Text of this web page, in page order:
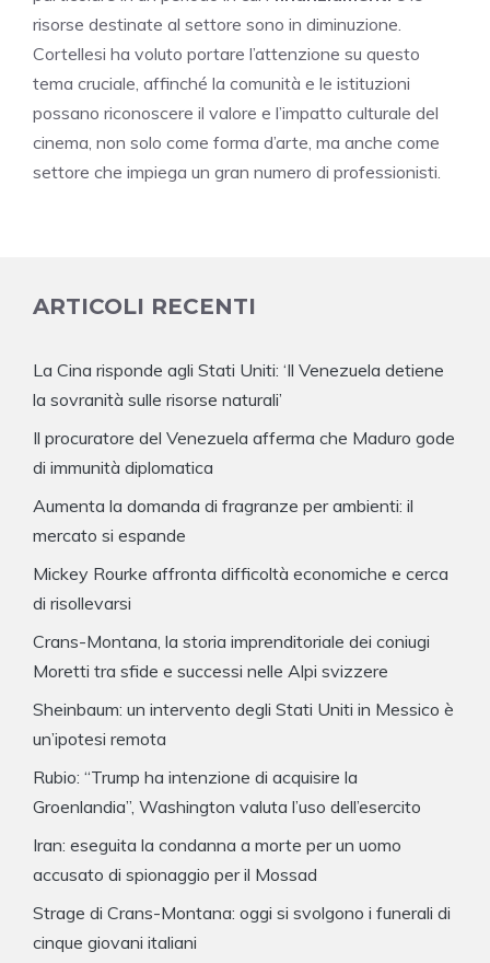
risorse destinate al settore sono in diminuzione.
Cortellesi ha voluto portare l’attenzione su questo
tema cruciale, affinché la comunità e le istituzioni
possano riconoscere il valore e l’impatto culturale del
cinema, non solo come forma d’arte, ma anche come
settore che impiega un gran numero di professionisti.
ARTICOLI RECENTI
La Cina risponde agli Stati Uniti: ‘Il Venezuela detiene
la sovranità sulle risorse naturali’
Il procuratore del Venezuela afferma che Maduro gode
di immunità diplomatica
Aumenta la domanda di fragranze per ambienti: il
mercato si espande
Mickey Rourke affronta difficoltà economiche e cerca
di risollevarsi
Crans-Montana, la storia imprenditoriale dei coniugi
Moretti tra sfide e successi nelle Alpi svizzere
Sheinbaum: un intervento degli Stati Uniti in Messico è
un’ipotesi remota
Rubio: “Trump ha intenzione di acquisire la
Groenlandia”, Washington valuta l’uso dell’esercito
Iran: eseguita la condanna a morte per un uomo
accusato di spionaggio per il Mossad
Strage di Crans-Montana: oggi si svolgono i funerali di
cinque giovani italiani